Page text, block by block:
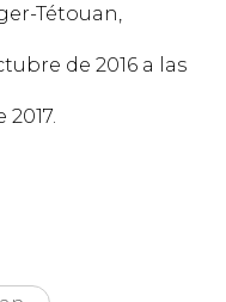
Tétouan,
de 2016 a las